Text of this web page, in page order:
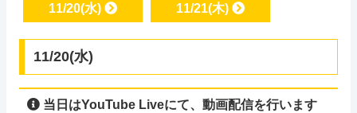
11/20(水) 11/21(木)
11/20(水)
当日はYouTube Liveにて、動画配信を行います